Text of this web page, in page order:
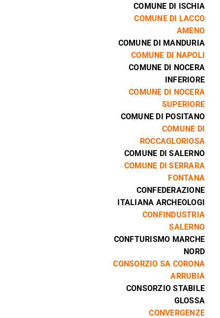
COMUNE DI ISCHIA
COMUNE DI LACCO
AMENO
COMUNE DI MANDURIA
COMUNE DI NAPOLI
COMUNE DI NOCERA
INFERIORE
COMUNE DI NOCERA
SUPERIORE
COMUNE DI POSITANO
COMUNE DI
ROCCAGLORIOSA
COMUNE DI SALERNO
COMUNE DI SERRARA
FONTANA
CONFEDERAZIONE
ITALIANA ARCHEOLOGI
CONFINDUSTRIA
SALERNO
CONFTURISMO MARCHE
NORD
CONSORZIO SA CORONA
ARRUBIA
CONSORZIO STABILE
GLOSSA
CONVERGENZE